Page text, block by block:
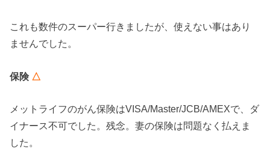
これも数件のスーパー行きましたが、使えない事はあり
ませんでした。
保険 △
メットライフのがん保険はVISA/Master/JCB/AMEXで、ダ
イナース不可でした。残念。妻の保険は問題なく払えま
した。